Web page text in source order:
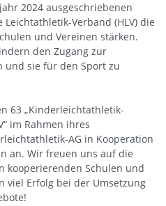
2024 ausgeschriebenen
Verband (HLV) die
und Vereinen stärken.
den Zugang zur
und sie für den Sport zu
63 „Kinderleichtathletik-
im Rahmen ihres
AG in Kooperation
an. Wir freuen uns auf die
kooperierenden Schulen und
viel Erfolg bei der Umsetzung